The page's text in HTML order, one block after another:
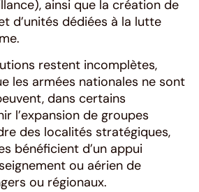
ainsi que la création de
d’unités dédiées à la lutte
restent incomplètes,
les armées nationales ne sont
dans certains
l’expansion de groupes
des localités stratégiques,
bénéficient d’un appui
ou aérien de
ou régionaux.